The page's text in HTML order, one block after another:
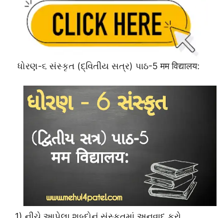
ધોરણ-૬ સંસ્કૃત (દ્વિતીય સત્ર) પાઠ-5 मम विद्यालय: